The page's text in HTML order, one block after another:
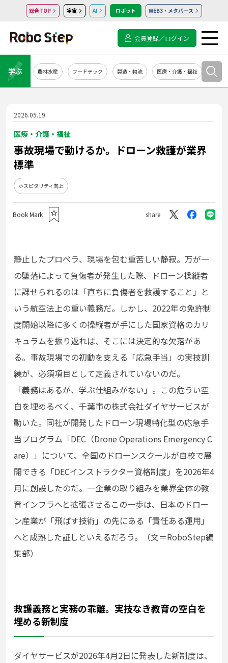
総合TOP 宇宙 AI ロボット WEB3・メタバース
会員登録／ログイン
学ぶ 農林水産 フードテック 製造・物流 医療・介護・福祉 シス
2026.05.19
医療・介護・福祉
事故現場で動けるか。ドローン救護が業界
標準
ホスピタリティ向上
Book Mark share
静止したプロペラ、現場を包む重苦しい静寂。万が一
の墜落によって負傷者が発生した際、ドローン操縦者
に課せられるのは「直ちに負傷者を救護すること」と
いう航空法上の重い義務だ。しかし、2022年の免許制
度開始以降に多くの操縦者が手にした国家資格のカリ
キュラムを振り返れば、そこには決定的な欠落があ
る。事故現場での初動を支える「応急手当」の実技訓
練が、必須項目として定義されていないのだ。
「義務はあるが、学ぶ仕組みがない」。この危うい空
白を埋めるべく、千葉市の株式会社ダイヤサービスが
動いた。同社が開発したドローン現場特化型の応急手
当プログラム「DEC（Drone Operations Emergency C
are）」について、全国のドローンスクールが自校で展
開できる「DECインストラクター資格制度」を2026年4
月に創設したのだ。一企業の取り組みを業界全体の教
育インフラへと拡張させるこの一歩は、日本のドロー
ン産業が「飛ばす技術」の先にある「責任ある運用」
へと成熟した証しといえるだろう。（文＝RoboStep編
集部）
救護義務と実務の乖離。実技なき教育の空白を
埋める新制度
ダイヤサービスが2026年4月2日に発表した新制度は、